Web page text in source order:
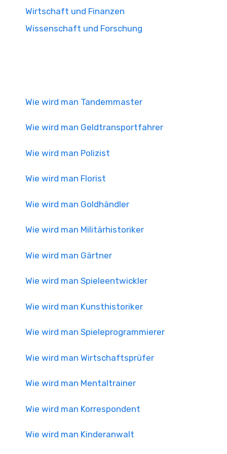
Wirtschaft und Finanzen
Wissenschaft und Forschung
Wie wird man Tandemmaster
Wie wird man Geldtransportfahrer
Wie wird man Polizist
Wie wird man Florist
Wie wird man Goldhändler
Wie wird man Militärhistoriker
Wie wird man Gärtner
Wie wird man Spieleentwickler
Wie wird man Kunsthistoriker
Wie wird man Spieleprogrammierer
Wie wird man Wirtschaftsprüfer
Wie wird man Mentaltrainer
Wie wird man Korrespondent
Wie wird man Kinderanwalt